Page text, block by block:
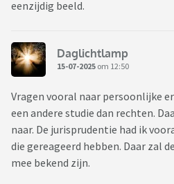
eenzijdig beeld.
Daglichtlamp
15-07-2025 om 12:50
Vragen vooral naar persoonlijke
een andere studie dan rechten.
naar. De jurisprudentie had ik
die gereageerd hebben. Daar zal
mee bekend zijn.